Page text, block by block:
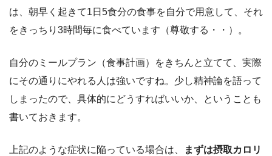
は、朝早く起きて1日5食分の食事を自分で用意して、それ
をきっちり3時間毎に食べています（尊敬する・・）。
自分のミールプラン（食事計画）をきちんと立てて、実際
にその通りにやれる人は強いですね。少し精神論を語って
しまったので、具体的にどうすればいいか、ということも
書いておきます。
上記のような症状に陥っている場合は、
まずは摂取カロリ